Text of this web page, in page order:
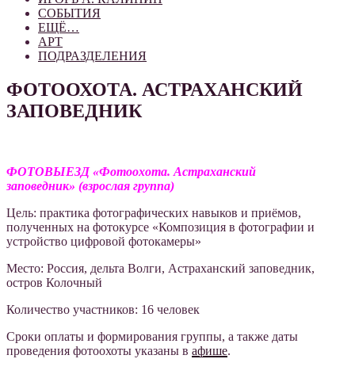
СОБЫТИЯ
ЕЩЁ…
АРТ
ПОДРАЗДЕЛЕНИЯ
ФОТООХОТА. АСТРАХАНСКИЙ
ЗАПОВЕДНИК
ФОТОВЫЕЗД «Фотоохота. Астраханский
заповедник» (взрослая группа)
Цель: практика фотографических навыков и приёмов,
полученных на фотокурсе «Композиция в фотографии и
устройство цифровой фотокамеры»
Место: Россия, дельта Волги, Астраханский заповедник,
остров Колочный
Количество участников: 16 человек
Cроки оплаты и формирования группы, а также даты
проведения фотоохоты указаны в афише.